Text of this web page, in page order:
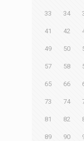
33 34
41 42
49 50
57 58
65 66
73 74
81 82
89 90